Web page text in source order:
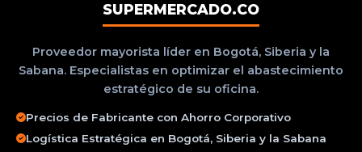
SUPERMERCADO.CO
Proveedor mayorista líder en Bogotá, Siberia y la
Sabana. Especialistas en optimizar el abastecimiento
estratégico de su oficina.
Precios de Fabricante con Ahorro Corporativo
Logística Estratégica en Bogotá, Siberia y la Sabana